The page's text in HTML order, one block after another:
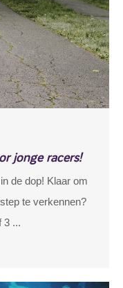
jonge racers!
de dop! Klaar om
te verkennen?
3 ...